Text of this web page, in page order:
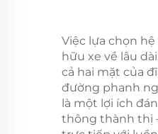
Việc lựa chọn
hữu xe về lâu
cả hai mặt của
đường phanh
là một lợi ích
thông thành thị